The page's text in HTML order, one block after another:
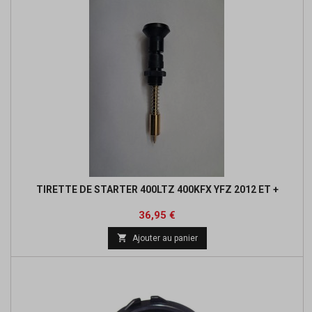
TIRETTE DE STARTER 400LTZ 400KFX YFZ 2012 ET +
Prix
36,95 €
 Ajouter au panier